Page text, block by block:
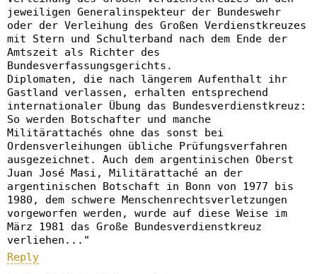
jeweiligen Generalinspekteur der Bundeswehr
oder der Verleihung des Großen Verdienstkreuzes
mit Stern und Schulterband nach dem Ende der
Amtszeit als Richter des
Bundesverfassungsgerichts.
Diplomaten, die nach längerem Aufenthalt ihr
Gastland verlassen, erhalten entsprechend
internationaler Übung das Bundesverdienstkreuz:
So werden Botschafter und manche
Militärattachés ohne das sonst bei
Ordensverleihungen übliche Prüfungsverfahren
ausgezeichnet. Auch dem argentinischen Oberst
Juan José Masi, Militärattaché an der
argentinischen Botschaft in Bonn von 1977 bis
1980, dem schwere Menschenrechtsverletzungen
vorgeworfen werden, wurde auf diese Weise im
März 1981 das Große Bundesverdienstkreuz
verliehen..."
Reply